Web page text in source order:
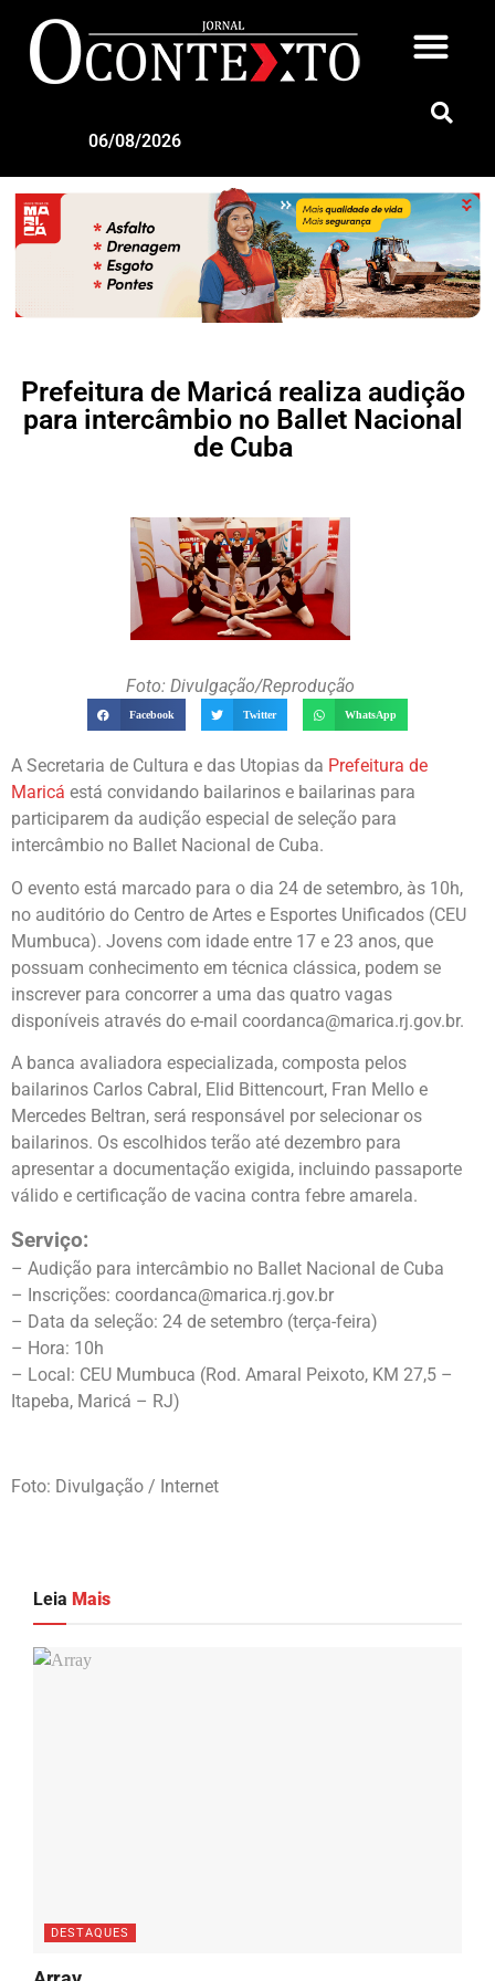
06/08/2026
Prefeitura de Maricá realiza audição
para intercâmbio no Ballet Nacional
de Cuba
Foto: Divulgação/Reprodução
Facebook Twitter WhatsApp
A Secretaria de Cultura e das Utopias da Prefeitura de
Maricá está convidando bailarinos e bailarinas para
participarem da audição especial de seleção para
intercâmbio no Ballet Nacional de Cuba.
O evento está marcado para o dia 24 de setembro, às 10h,
no auditório do Centro de Artes e Esportes Unificados (CEU
Mumbuca). Jovens com idade entre 17 e 23 anos, que
possuam conhecimento em técnica clássica, podem se
inscrever para concorrer a uma das quatro vagas
disponíveis através do e-mail coordanca@marica.rj.gov.br.
A banca avaliadora especializada, composta pelos
bailarinos Carlos Cabral, Elid Bittencourt, Fran Mello e
Mercedes Beltran, será responsável por selecionar os
bailarinos. Os escolhidos terão até dezembro para
apresentar a documentação exigida, incluindo passaporte
válido e certificação de vacina contra febre amarela.
Serviço:
– Audição para intercâmbio no Ballet Nacional de Cuba
– Inscrições: coordanca@marica.rj.gov.br
– Data da seleção: 24 de setembro (terça-feira)
– Hora: 10h
– Local: CEU Mumbuca (Rod. Amaral Peixoto, KM 27,5 –
Itapeba, Maricá – RJ)
Foto: Divulgação / Internet
Leia Mais
DESTAQUES